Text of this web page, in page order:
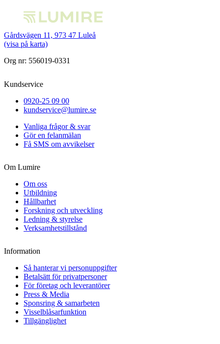
Gårdsvägen 11, 973 47 Luleå
(visa på karta)
Org nr: 556019-0331
Kundservice
0920-25 09 00
kundservice@lumire.se
Vanliga frågor & svar
Gör en felanmälan
Få SMS om avvikelser
Om Lumire
Om oss
Utbildning
Hållbarhet
Forskning och utveckling
Ledning & styrelse
Verksamhetstillstånd
Information
Så hanterar vi personuppgifter
Betalsätt för privatpersoner
För företag och leverantörer
Press & Media
Sponsring & samarbeten
Visselblåsarfunktion
Tillgänglighet